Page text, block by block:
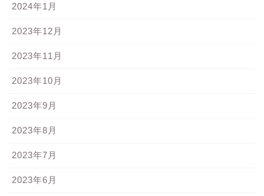
2024年1月
2023年12月
2023年11月
2023年10月
2023年9月
2023年8月
2023年7月
2023年6月